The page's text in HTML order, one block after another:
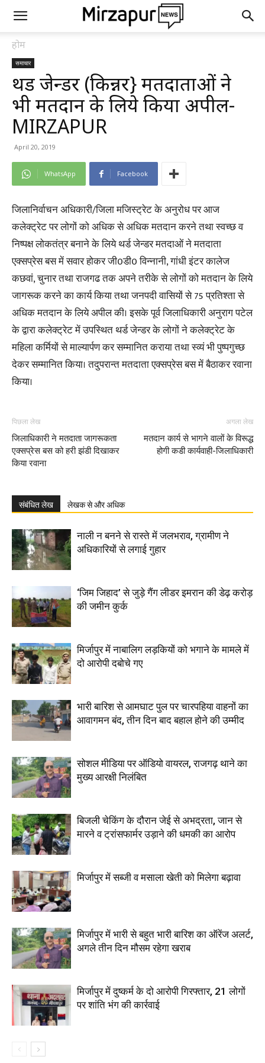
होम
समाचार
थर्ड जेन्डर (किन्नर} मतदाताओं ने
भी मतदान के लिये किया अपील-
MIRZAPUR
April 20, 2019
WhatsApp Facebook
जिलानिर्वाचन अधिकारी/जिला मजिस्ट्रेट के अनुरोध पर आज
कलेक्ट्रेट पर लोगों को अधिक से अधिक मतदान करने तथा स्वच्छ व
निष्पक्ष लोकतंत्र बनाने के लिये थर्ड जेन्डर मतदाओं ने मतदाता
एक्सप्रेस बस में सवार होकर जी0डी0 विन्नानी, गांधी इंटर कालेज
कछवां, चुनार तथा राजगढ तक अपने तरीके से लोगों को मतदान के लिये
जागरूक करने का कार्य किया तथा जनपदी वासियों से 75 प्रतिश्ता से
अधिक मतदान के लिये अपील की। इसके पूर्व जिलाधिकारी अनुराग पटेल
के द्वारा कलेक्ट्रेट में उपस्थित थर्ड जेन्डर के लोगों ने कलेक्ट्रेट के
महिला कर्मियों से माल्यार्पण कर सम्मानित कराया तथा स्व्यं भी पुष्पगुच्छ
देकर सम्मानित किया। तदुपरान्त मतदाता एक्सप्रेस बस में बैठाकर रवाना
किया।
पिछला लेख
जिलाधिकारी ने मतदाता जागरूकता
एक्सप्रेस बस को हरी झंडी दिखाकर
किया रवाना
अगला लेख
मतदान कार्य से भागने वालों के विरूद्ध
होगी कडी कार्यवाही-जिलाधिकारी
संबंधित लेख लेखक से और अधिक
नाली न बनने से रास्ते में जलभराव, ग्रामीण ने
अधिकारियों से लगाई गुहार
‘जिम जिहाद’ से जुड़े गैंग लीडर इमरान की डेढ़ करोड़
की जमीन कुर्क
मिर्जापुर में नाबालिग लड़कियों को भगाने के मामले में
दो आरोपी दबोचे गए
भारी बारिश से आमघाट पुल पर चारपहिया वाहनों का
आवागमन बंद, तीन दिन बाद बहाल होने की उम्मीद
सोशल मीडिया पर ऑडियो वायरल, राजगढ़ थाने का
मुख्य आरक्षी निलंबित
बिजली चेकिंग के दौरान जेई से अभद्रता, जान से
मारने व ट्रांसफार्मर उड़ाने की धमकी का आरोप
मिर्जापुर में सब्जी व मसाला खेती को मिलेगा बढ़ावा
मिर्जापुर में भारी से बहुत भारी बारिश का ऑरेंज अलर्ट,
अगले तीन दिन मौसम रहेगा खराब
मिर्जापुर में दुष्कर्म के दो आरोपी गिरफ्तार, 21 लोगों
पर शांति भंग की कार्रवाई